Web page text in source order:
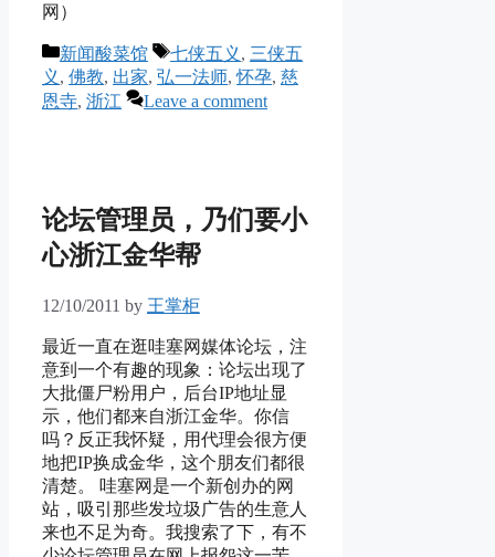
网）
Categories
新闻酸菜馆 Tags
七侠五义 , 三侠五
义 , 佛教, 出家, 弘一法师,怀孕, 慈
恩寺, 浙江 Leave a comment
论坛管理员，乃们要小
心浙江金华帮
12/10/2011 by 王掌柜
最近一直在逛哇塞网媒体论坛，注
意到一个有趣的现象：论坛出现了
大批僵尸粉用户，后台IP地址显
示，他们都来自浙江金华。你信
吗？反正我怀疑，用代理会很方便
地把IP换成金华，这个朋友们都很
清楚。 哇塞网是一个新创办的网
站，吸引那些发垃圾广告的生意人
来也不足为奇。我搜索了下，有不